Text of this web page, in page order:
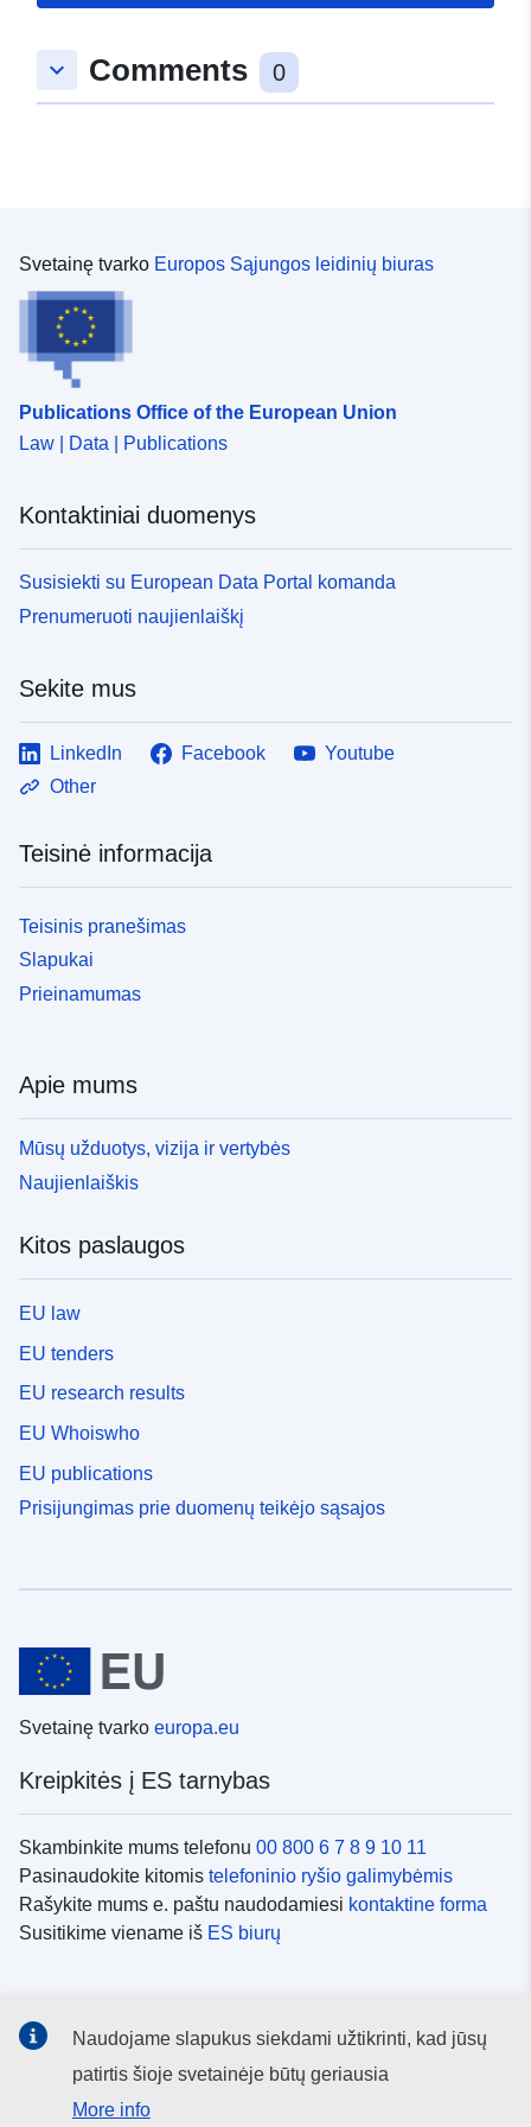
keyboard_arrow_down Comments 0
Svetainę tvarko Europos Sąjungos leidinių biuras
Publications Office of the European Union
Law | Data | Publications
Kontaktiniai duomenys
Susisiekti su European Data Portal komanda
Prenumeruoti naujienlaiškį
Sekite mus
LinkedIn Facebook
Youtube
Other
Teisinė informacija
Teisinis pranešimas
Slapukai
Prieinamumas
Apie mums
Mūsų užduotys, vizija ir vertybės
Naujienlaiškis
Kitos paslaugos
EU law
EU tenders
EU research results
EU Whoiswho
EU publications
Prisijungimas prie duomenų teikėjo sąsajos
Svetainę tvarko europa.eu
Kreipkitės į ES tarnybas
Skambinkite mums telefonu 00 800 6 7 8 9 10 11
Pasinaudokite kitomis telefoninio ryšio galimybėmis
Rašykite mums e. paštu naudodamiesi kontaktine forma
Susitikime viename iš ES biurų
socialinių tinklų kanalai
Naudojame slapukus siekdami užtikrinti, kad jūsų
patirtis šioje svetainėje būtų geriausia
More info